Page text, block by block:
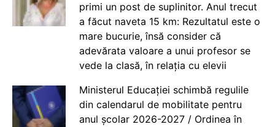
primi un post de suplinitor. Anul trecut
a făcut naveta 15 km: Rezultatul este o
mare bucurie, însă consider că
adevărata valoare a unui profesor se
vede la clasă, în relația cu elevii
Ministerul Educației schimbă regulile
din calendarul de mobilitate pentru
anul școlar 2026-2027 / Ordinea în